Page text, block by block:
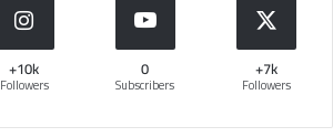
7k+
Followers
0
Subscribers
10k+
Followers